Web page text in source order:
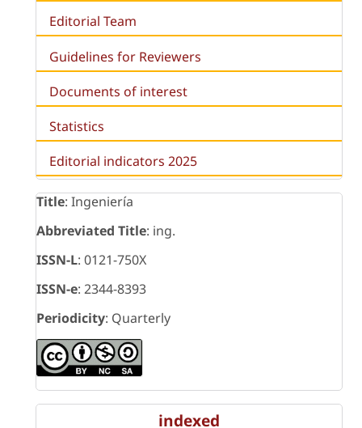
Editorial Team
Guidelines for Reviewers
Documents of interest
Statistics
Editorial indicators 2025
Title: Ingeniería
Abbreviated Title: ing.
ISSN-L: 0121-750X
ISSN-e: 2344-8393
Periodicity: Quarterly
indexed